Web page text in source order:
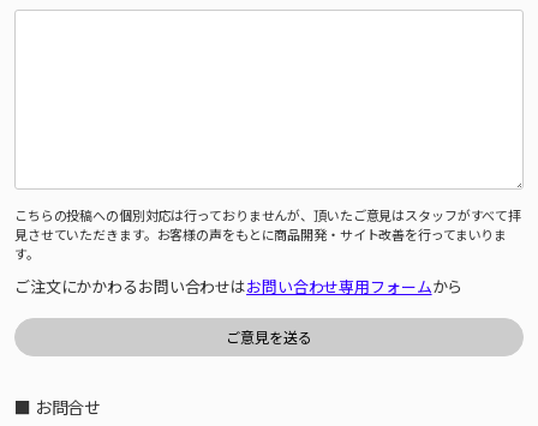
こちらの投稿への個別対応は行っておりませんが、頂いたご意見はスタッフがすべて拝
見させていただきます。お客様の声をもとに商品開発・サイト改善を行ってまいりま
す。
ご注文にかかわるお問い合わせはお問い合わせ専用フォームから
■ お問合せ